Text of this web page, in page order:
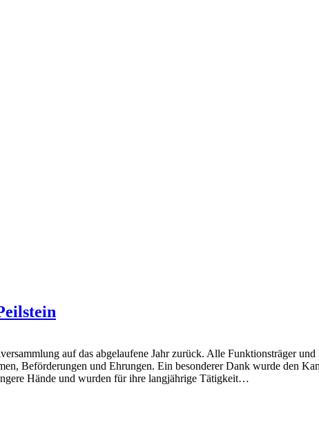
auf das abgelaufene Jahr zurück. Alle Funktionsträger
Beförderungen und Ehrungen. Ein besonderer Dank wurde den
Hände und wurden für ihre langjährige Tätigkeit…